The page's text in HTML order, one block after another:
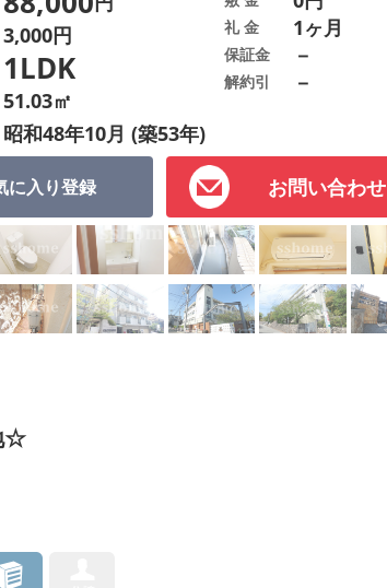
に入り登録 お問い合わせ
3,000円
1LDK
51.03㎡
昭和48年10月 (築53年)
礼 金 1ヶ月
保証金 －
解約引 －
☆